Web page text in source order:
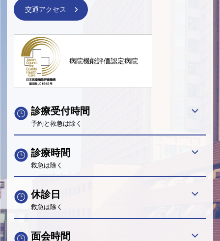
交通アクセス
病院機能評価認定病院
診療受付時間
予約と救急は除く
診療時間
救急は除く
休診日
救急は除く
面会時間